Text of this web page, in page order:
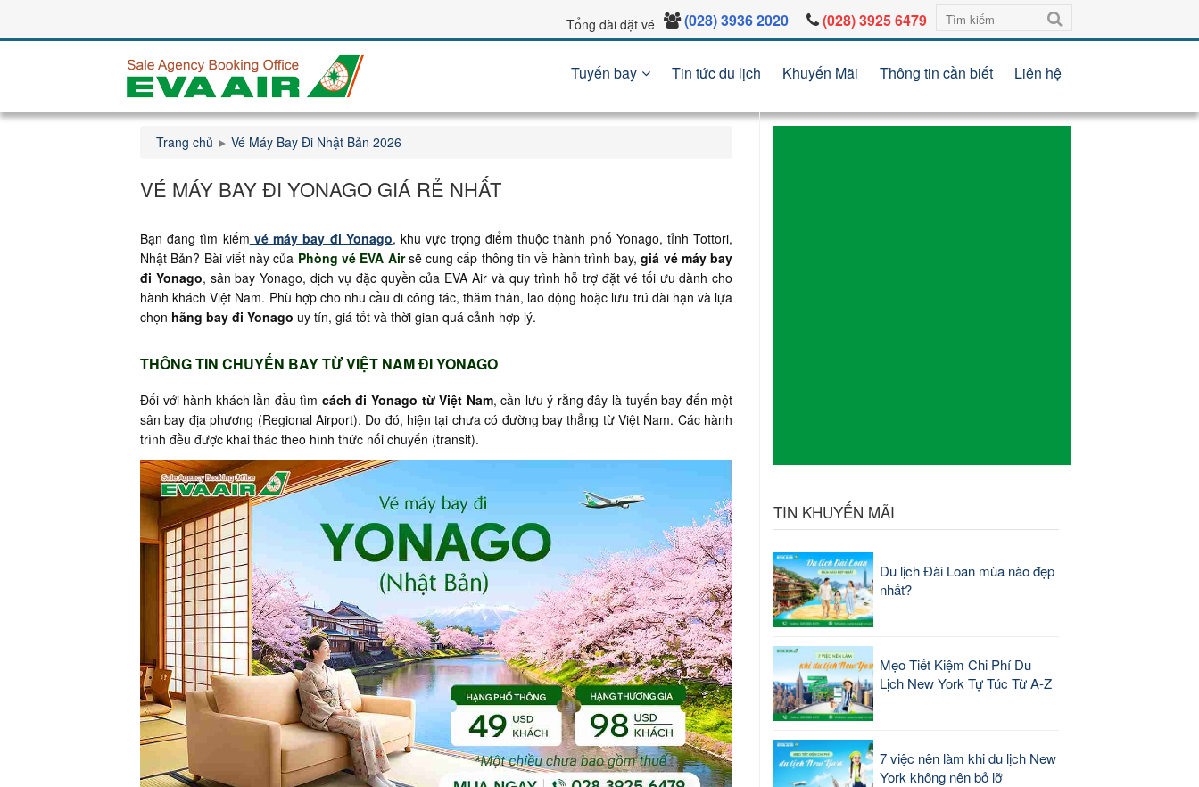
Tổng đài đặt vé (028) 3936 2020 (028) 3925 6479
Tuyến bay Tin tức du lịch Khuyến Mãi Thông tin cần biết Liên hệ
Trang chủ Vé Máy Bay Đi Nhật Bản 2026
VÉ MÁY BAY ĐI YONAGO GIÁ RẺ NHẤT
Bạn đang tìm kiếm vé máy bay đi Yonago, khu vực trọng điểm thuộc thành phố Yonago, tỉnh Tottori,
Nhật Bản? Bài viết này của Phòng vé EVA Airsẽ cung cấp thông tin về hành trình bay,giá vé máy bay
đi Yonago, sân bay Yonago, dịch vụ đặc quyền của EVA Air và quy trình hỗ trợ đặt vé tối ưu dành cho
hành khách Việt Nam. Phù hợp cho nhu cầu đi công tác, thăm thân, lao động hoặc lưu trú dài hạn và lựa
chọn hãng bay đi Yonago uy tín, giá tốt và thời gian quá cảnh hợp lý.
THÔNG TIN CHUYẾN BAY TỪ VIỆT NAM ĐI YONAGO
Đối với hành khách lần đầu tìm cách đi Yonago từ Việt Nam, cần lưu ý rằng đây là tuyến bay đến một
sân bay địa phương (Regional Airport). Do đó, hiện tại chưa có đường bay thẳng từ Việt Nam. Các hành
trình đều được khai thác theo hình thức nối chuyến (transit).
TIN KHUYẾN MÃI
Du lịch Đài Loan mùa nào đẹp
nhất?
Mẹo Tiết Kiệm Chi Phí Du
Lịch New York Tự Túc Từ A-Z
7 việc nên làm khi du lịch New
York không nên bỏ lỡ